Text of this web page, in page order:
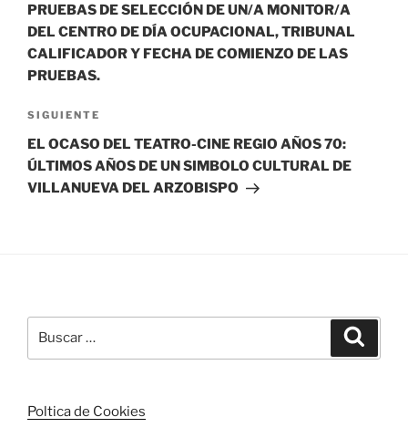
PRUEBAS DE SELECCIÓN DE UN/A MONITOR/A
DEL CENTRO DE DÍA OCUPACIONAL, TRIBUNAL
CALIFICADOR Y FECHA DE COMIENZO DE LAS
PRUEBAS.
Siguiente
entrada
SIGUIENTE
EL OCASO DEL TEATRO-CINE REGIO AÑOS 70:
ÚLTIMOS AÑOS DE UN SIMBOLO CULTURAL DE
VILLANUEVA DEL ARZOBISPO
por:
Poltica de Cookies